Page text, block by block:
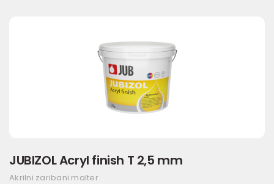
JUBIZOL Acryl finish T 2,5 mm
Akrilni zaribani malter